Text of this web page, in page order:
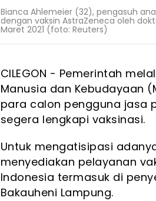
Bianca Ahlemeier (32), pengasuh
dengan vaksin AstraZeneca oleh
Maret 2021 (foto: Reuters)
CILEGON - Pemerintah
Manusia dan Kebudayaan
para calon pengguna jasa
segera lengkapi vaksinasi.
Untuk mengatisipasi
menyediakan pelayanan
Indonesia termasuk di
Bakauheni Lampung.